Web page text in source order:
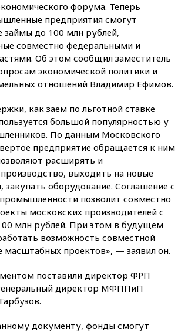
форума. Теперь
предприятия смогут
займы до 100 млн рублей,
совместно федеральными и
Об этом сообщил заместитель
экономической политики и
отношений Владимир Ефимов.
как заем по льготной ставке
большой популярностью у
По данным Московского
предприятие обращается к ним
расширять и
выходить на новые
оборудование. Соглашение с
позволит совместно
московских производителей с
млн рублей. При этом в будущем
возможность совместной
масштабных проектов», — заявил он.
поставили директор ФРП
директор МФППиП
документу, фонды смогут